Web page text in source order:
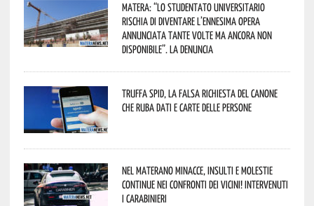
Matera: “Lo studentato universitario
rischia di diventare l’ennesima opera
annunciata tante volte ma ancora non
disponibile”. La denuncia
Truffa Spid, la falsa richiesta del canone
che ruba dati e carte delle persone
Nel materano minacce, insulti e molestie
continue nei confronti dei vicini! Intervenuti
i Carabinieri